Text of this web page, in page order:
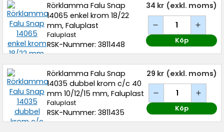
Rörklamma Falu Snap
14065 enkel krom 18/22
mm, Faluplast
Faluplast
RSK-Nummer: 3811448
34 kr (exkl. moms)
Köp
Rörklamma Falu Snap
14035 dubbel krom c/c 40
mm 10/12/15 mm, Faluplast
Faluplast
RSK-Nummer: 3811435
29 kr (exkl. moms)
Köp